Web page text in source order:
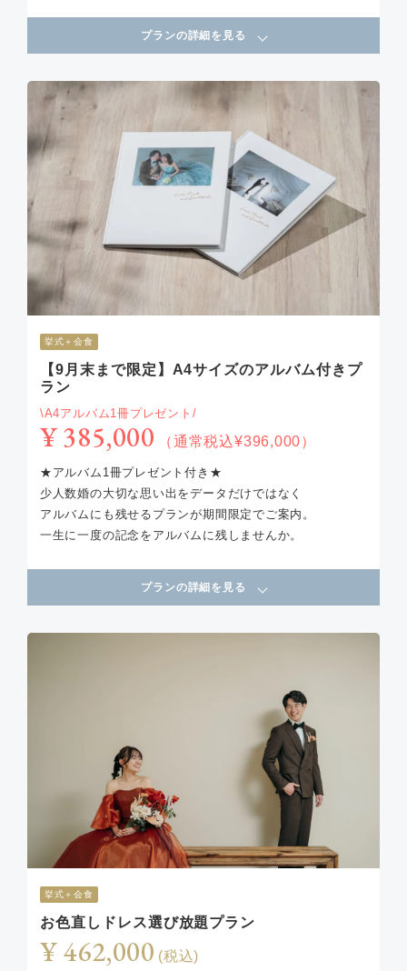
プランの詳細を見る
挙式＋会食
【9月末まで限定】A4サイズのアルバム付きプ
ラン
\A4アルバム1冊プレゼント/
¥ 385,000 （通常税込¥396,000）
★アルバム1冊プレゼント付き★
少人数婚の大切な思い出をデータだけではなく
アルバムにも残せるプランが期間限定でご案内。
一生に一度の記念をアルバムに残しませんか。
プランの詳細を見る
挙式＋会食
お色直しドレス選び放題プラン
¥ 462,000 (税込)